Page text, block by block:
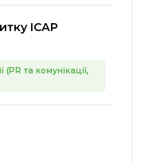
ІСАР
(PR та комунікації,